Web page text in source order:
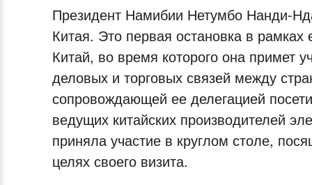
Video
Президент Намибии Нетумбо Нанди-
Китая. Это первая остановка в рамках
Китай, во время которого она примет
деловых и торговых связей между
сопровождающей ее делегацией
ведущих китайских производителей
приняла участие в круглом столе,
целях своего визита.